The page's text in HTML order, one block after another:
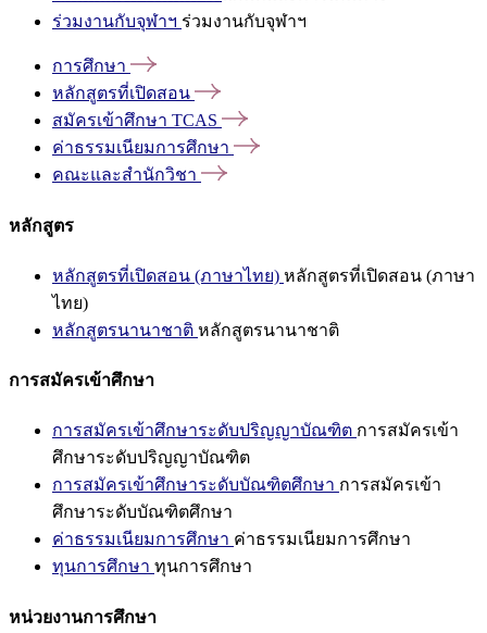
ร่วมงานกับจุฬาฯ ร่วมงานกับจุฬาฯ
การศึกษา
หลักสูตรที่เปิดสอน
สมัครเข้าศึกษา TCAS
ค่าธรรมเนียมการศึกษา
คณะและสำนักวิชา
หลักสูตร
หลักสูตรที่เปิดสอน (ภาษาไทย) หลักสูตรที่เปิดสอน (ภาษา
ไทย)
หลักสูตรนานาชาติ หลักสูตรนานาชาติ
การสมัครเข้าศึกษา
การสมัครเข้าศึกษาระดับปริญญาบัณฑิต การสมัครเข้า
ศึกษาระดับปริญญาบัณฑิต
การสมัครเข้าศึกษาระดับบัณฑิตศึกษา การสมัครเข้า
ศึกษาระดับบัณฑิตศึกษา
ค่าธรรมเนียมการศึกษา ค่าธรรมเนียมการศึกษา
ทุนการศึกษา ทุนการศึกษา
หน่วยงานการศึกษา